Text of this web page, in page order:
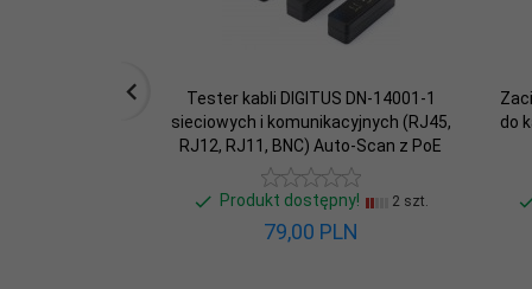
Tester kabli DIGITUS DN-14001-1
sieciowych i komunikacyjnych (RJ45,
RJ12, RJ11, BNC) Auto-Scan z PoE
Produkt dostępny! 2 szt.
79,00 PLN
do